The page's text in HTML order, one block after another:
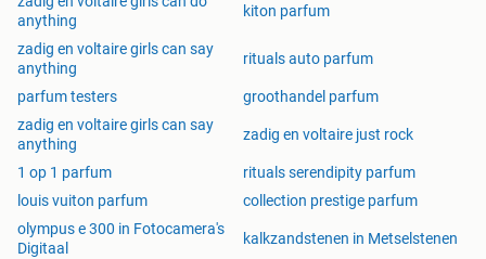
anything
kiton parfum
zadig en voltaire girls can say
anything
rituals auto parfum
parfum testers
groothandel parfum
zadig en voltaire girls can say
anything
zadig en voltaire just rock
1 op 1 parfum
rituals serendipity parfum
louis vuiton parfum
collection prestige parfum
olympus e 300 in Fotocamera's
Digitaal
kalkzandstenen in Metselstenen